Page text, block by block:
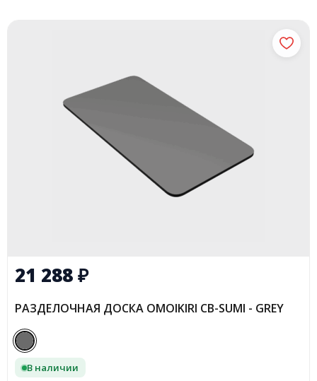
21 288₽
РАЗДЕЛОЧНАЯ ДОСКА OMOIKIRI CB-SUMI - GREY
В наличии